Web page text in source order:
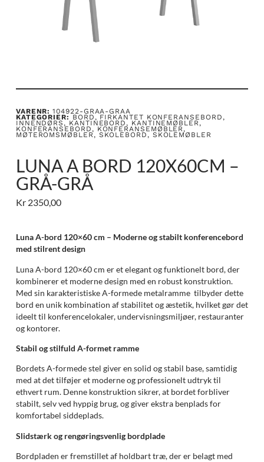
VARENR:104922-GRAA-GRAA
KATEGORIER: BORD, FIRKANTET KONFERANSEBORD,
INNENDØRS, KANTINEBORD, KANTINEMØBLER,
KONFERANSEBORD, KONFERANSEMØBLER,
MØTEROMSMØBLER, SKOLEBORD, SKOLEMØBLER
LUNA A BORD 120X60CM –
GRÅ-GRÅ
Kr2350,00
Luna A-bord 120×60 cm – Moderne og stabilt konferencebord
med stilrent design
Luna A-bord 120×60 cm er et elegant og funktionelt bord, der
kombinerer et moderne design med en robust konstruktion.
Med sin karakteristiske A-formede metalramme tilbyder dette
bord en unik kombination af stabilitet og æstetik, hvilket gør det
ideelt til konferencelokaler, undervisningsmiljøer, restauranter
og kontorer.
Stabil og stilfuld A-formet ramme
Bordets A-formede stel giver en solid og stabil base, samtidig
med at det tilføjer et moderne og professionelt udtryk til
ethvert rum. Denne konstruktion sikrer, at bordet forbliver
stabilt, selv ved hyppig brug, og giver ekstra benplads for
komfortabel siddeplads.
Slidstærk og rengøringsvenlig bordplade
Bordpladen er fremstillet af holdbart træ, der er belagt med